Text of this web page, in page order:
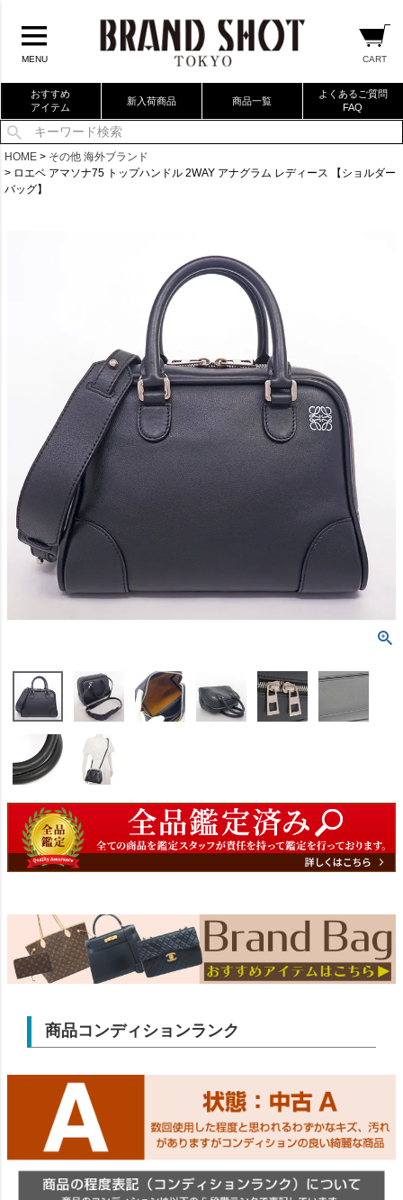
MENU CART
おすすめ
アイテム
新入荷商品 商品一覧
よくあるご質問
FAQ
当店厳選ブランドバック
当店厳選ブランドジュエリー
ブランドリングコレクション
HOME
その他 海外ブランド
ロエベ アマソナ75 トップハンドル 2WAY アナグラム レディース 【ショルダー
バッグ】
商品コンディションランク